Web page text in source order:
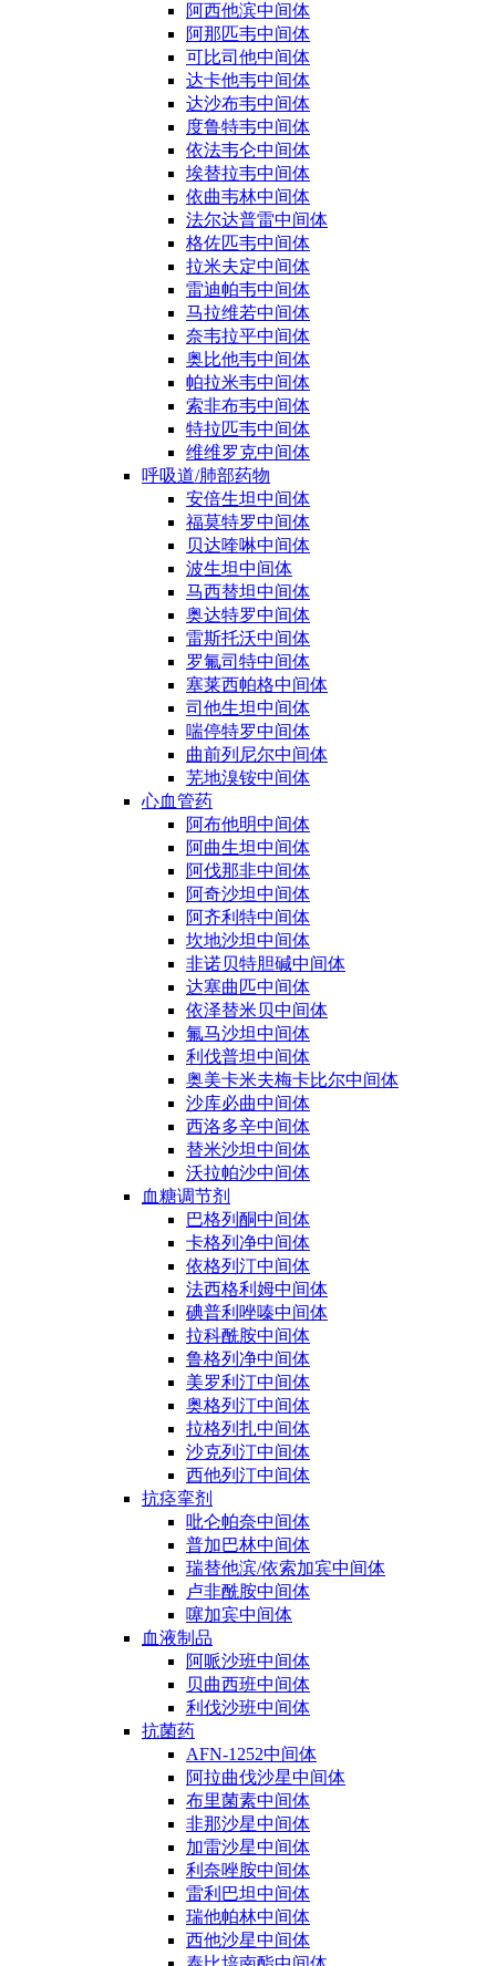
阿西他滨中间体
阿那匹韦中间体
可比司他中间体
达卡他韦中间体
达沙布韦中间体
度鲁特韦中间体
依法韦仑中间体
埃替拉韦中间体
依曲韦林中间体
法尔达普雷中间体
格佐匹韦中间体
拉米夫定中间体
雷迪帕韦中间体
马拉维若中间体
奈韦拉平中间体
奥比他韦中间体
帕拉米韦中间体
索非布韦中间体
特拉匹韦中间体
维维罗克中间体
呼吸道/肺部药物
安倍生坦中间体
福莫特罗中间体
贝达喹啉中间体
波生坦中间体
马西替坦中间体
奥达特罗中间体
雷斯托沃中间体
罗氟司特中间体
塞莱西帕格中间体
司他生坦中间体
喘停特罗中间体
曲前列尼尔中间体
芜地溴铵中间体
心血管药
阿布他明中间体
阿曲生坦中间体
阿伐那非中间体
阿奇沙坦中间体
阿齐利特中间体
坎地沙坦中间体
非诺贝特胆碱中间体
达塞曲匹中间体
依泽替米贝中间体
氟马沙坦中间体
利伐普坦中间体
奥美卡米夫梅卡比尔中间体
沙库必曲中间体
西洛多辛中间体
替米沙坦中间体
沃拉帕沙中间体
血糖调节剂
巴格列酮中间体
卡格列净中间体
依格列汀中间体
法西格利姆中间体
碘普利唑嗪中间体
拉科酰胺中间体
鲁格列净中间体
美罗利汀中间体
奥格列汀中间体
拉格列扎中间体
沙克列汀中间体
西他列汀中间体
抗痉挛剂
吡仑帕奈中间体
普加巴林中间体
瑞替他滨/依索加宾中间体
卢非酰胺中间体
噻加宾中间体
血液制品
阿哌沙班中间体
贝曲西班中间体
利伐沙班中间体
抗菌药
AFN-1252中间体
阿拉曲伐沙星中间体
布里菌素中间体
非那沙星中间体
加雷沙星中间体
利奈唑胺中间体
雷利巴坦中间体
瑞他帕林中间体
西他沙星中间体